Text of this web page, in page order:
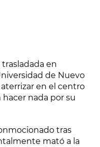
en
de Nuevo
en el centro
nada por su
tras
mató a la